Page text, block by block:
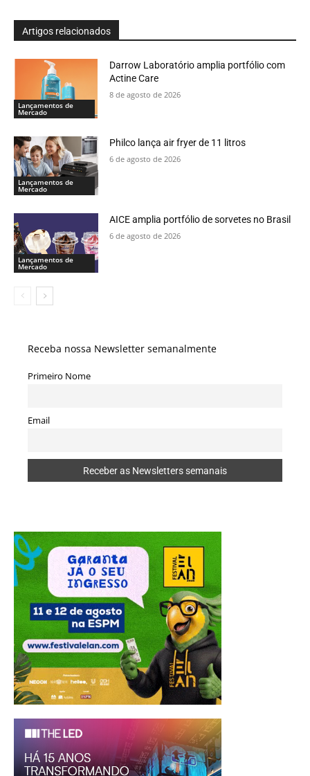
Artigos relacionados
Lançamentos de
Mercado
Darrow Laboratório amplia portfólio com
Actine Care
8 de agosto de 2026
Lançamentos de
Mercado
Philco lança air fryer de 11 litros
6 de agosto de 2026
Lançamentos de
Mercado
AICE amplia portfólio de sorvetes no Brasil
6 de agosto de 2026
Receba nossa Newsletter semanalmente
Primeiro Nome
Email